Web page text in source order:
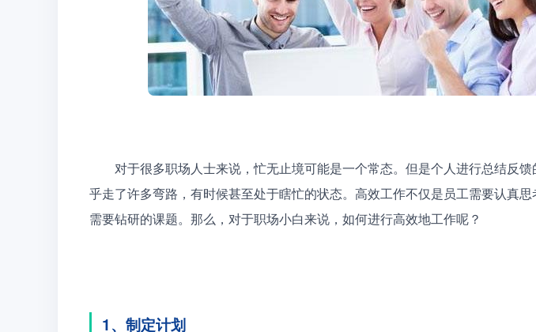
对于很多职场人士来说，忙无止境可能是一个常态。但是个人进行总结反馈
乎走了许多弯路，有时候甚至处于瞎忙的状态。高效工作不仅是员工需要认真
需要钻研的课题。那么，对于职场小白来说，如何进行高效地工作呢？
1、制定计划